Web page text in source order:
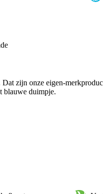
zijn onze eigen-
blauwe duimpje.